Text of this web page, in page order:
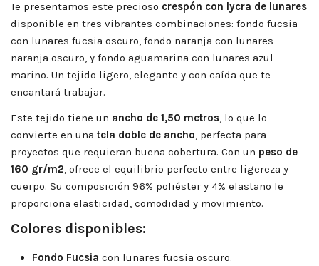
Te presentamos este precioso crespón con lycra de lunares
disponible en tres vibrantes combinaciones: fondo fucsia
con lunares fucsia oscuro, fondo naranja con lunares
naranja oscuro, y fondo aguamarina con lunares azul
marino. Un tejido ligero, elegante y con caída que te
encantará trabajar.
Este tejido tiene un ancho de 1,50 metros, lo que lo
convierte en una tela doble de ancho, perfecta para
proyectos que requieran buena cobertura. Con un peso de
160 gr/m2, ofrece el equilibrio perfecto entre ligereza y
cuerpo. Su composición 96% poliéster y 4% elastano le
proporciona elasticidad, comodidad y movimiento.
Colores disponibles:
Fondo Fucsia con lunares fucsia oscuro.